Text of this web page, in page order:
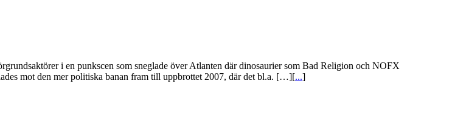
i en punkscen som sneglade över Atlanten där dinosaurier som Bad Religion och NOFX
mot den mer politiska banan fram till uppbrottet 2007, där det bl.a. […][...]